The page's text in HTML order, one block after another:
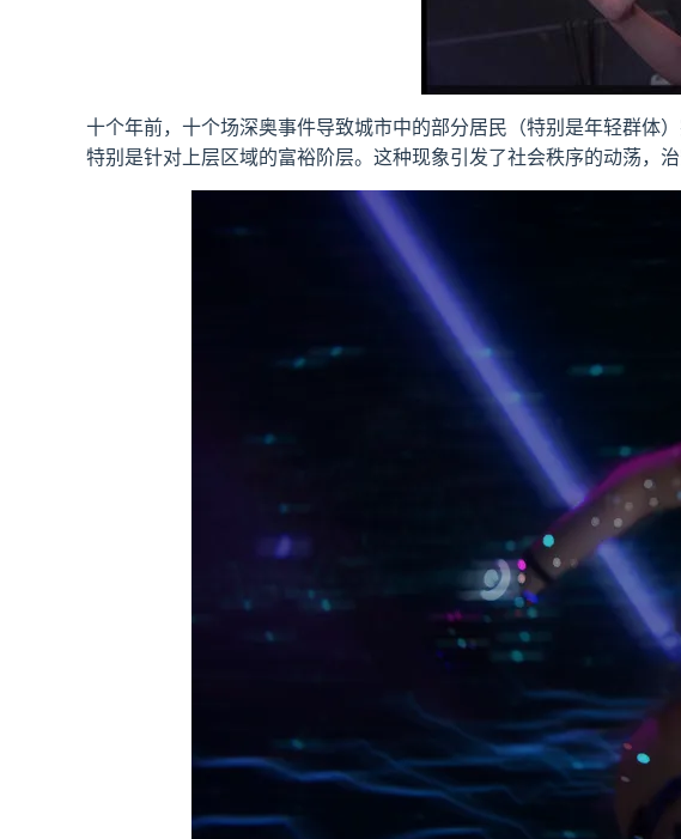
十个年前，十个场深奥事件导致城市中的部分居民（特别是年轻群体
特别是针对上层区域的富裕阶层。这种现象引发了社会秩序的动荡，治